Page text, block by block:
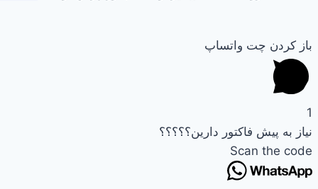
باز کردن چت واتساپ
1
نیاز به پیش فاکتور دارین؟؟؟؟؟
Scan the code